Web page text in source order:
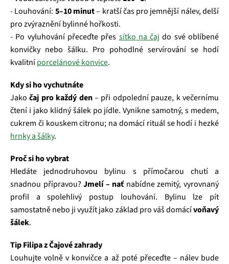
- Louhování: 5–10 minut– kratší čas pro jemnější nálev, delší
pro zvýraznění bylinné hořkosti.
- Po vyluhování přeceďte přes sítko na čaj do své oblíbené
konvičky nebo šálku. Pro pohodlné servírování se hodí
kvalitníporcelánové konvice.
Kdy si ho vychutnáte
Jakočaj pro každý den– při odpolední pauze, k večernímu
čtení i jako klidný šálek po jídle. Vynikne samotný, s medem,
cukrem či kouskem citronu; na domácí rituál se hodí i hezké
hrnky a šálky.
Proč si ho vybrat
Hledáte jednodruhovou bylinu s přímočarou chutí a
snadnou přípravou?Jmelí – nať nabídne zemitý, vyrovnaný
profil a spolehlivý postup louhování. Bylinu lze pít
samostatně nebo ji využít jako základ pro váš domácívoňavý
šálek.
Tip Filipa z Čajové zahrady
Louhujte volně v konvičce a až poté přeceďte – nálev bude